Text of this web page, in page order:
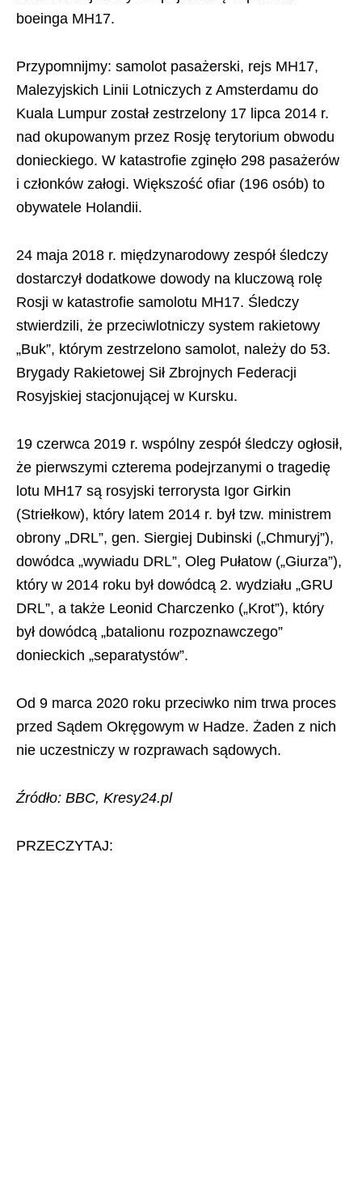
boeinga MH17.
Przypomnijmy: samolot pasażerski, rejs MH17,
Malezyjskich Linii Lotniczych z Amsterdamu do
Kuala Lumpur został zestrzelony 17 lipca 2014 r.
nad okupowanym przez Rosję terytorium obwodu
donieckiego. W katastrofie zginęło 298 pasażerów
i członków załogi. Większość ofiar (196 osób) to
obywatele Holandii.
24 maja 2018 r. międzynarodowy zespół śledczy
dostarczył dodatkowe dowody na kluczową rolę
Rosji w katastrofie samolotu MH17. Śledczy
stwierdzili, że przeciwlotniczy system rakietowy
„Buk”, którym zestrzelono samolot, należy do 53.
Brygady Rakietowej Sił Zbrojnych Federacji
Rosyjskiej stacjonującej w Kursku.
19 czerwca 2019 r. wspólny zespół śledczy ogłosił,
że pierwszymi czterema podejrzanymi o tragedię
lotu MH17 są rosyjski terrorysta Igor Girkin
(Striełkow), który latem 2014 r. był tzw. ministrem
obrony „DRL”, gen. Siergiej Dubinski („Chmuryj”),
dowódca „wywiadu DRL”, Oleg Pułatow („Giurza”),
który w 2014 roku był dowódcą 2. wydziału „GRU
DRL”, a także Leonid Charczenko („Krot”), który
był dowódcą „batalionu rozpoznawczego”
donieckich „separatystów”.
Od 9 marca 2020 roku przeciwko nim trwa proces
przed Sądem Okręgowym w Hadze. Żaden z nich
nie uczestniczy w rozprawach sądowych.
Źródło: BBC, Kresy24.pl
PRZECZYTAJ: